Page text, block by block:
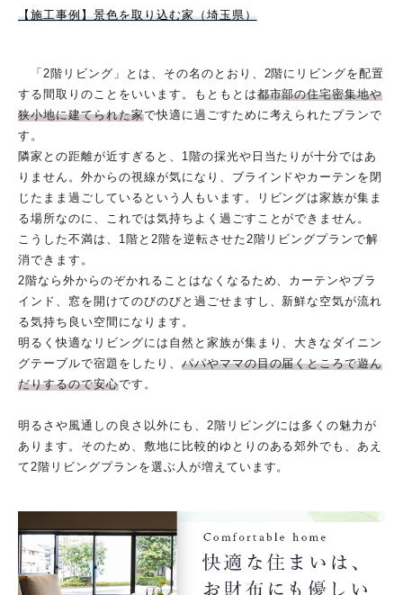
【施工事例】景色を取り込む家（埼玉県）
「2階リビング」とは、その名のとおり、2階にリビングを配置
する間取りのことをいいます。もともとは都市部の住宅密集地や
狭小地に建てられた家で快適に過ごすために考えられたプランで
す。
隣家との距離が近すぎると、1階の採光や日当たりが十分ではあ
りません。外からの視線が気になり、ブラインドやカーテンを閉
じたまま過ごしているという人もいます。リビングは家族が集ま
る場所なのに、これでは気持ちよく過ごすことができません。
こうした不満は、1階と2階を逆転させた2階リビングプランで解
消できます。
2階なら外からのぞかれることはなくなるため、カーテンやブラ
インド、窓を開けてのびのびと過ごせますし、新鮮な空気が流れ
る気持ち良い空間になります。
明るく快適なリビングには自然と家族が集まり、大きなダイニン
グテーブルで宿題をしたり、 パパやママの目の届くところで遊ん
だりするので安心です。
明るさや風通しの良さ以外にも、2階リビングには多くの魅力が
あります。そのため、敷地に比較的ゆとりのある郊外でも、あえ
て2階リビングプランを選ぶ人が増えています。